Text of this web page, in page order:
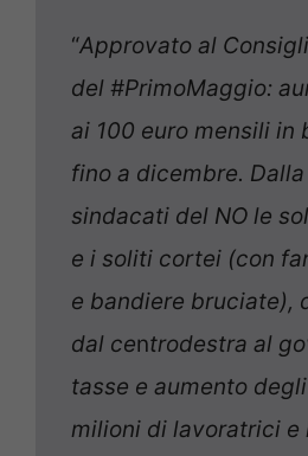
“Approvato al
del #PrimoMaggio:
ai 100 euro mensili in
fino a dicembre.
sindacati del NO le
e i soliti cortei (con
e bandiere bruciate),
dal centrodestra al
tasse e aumento
milioni di lavoratrici e